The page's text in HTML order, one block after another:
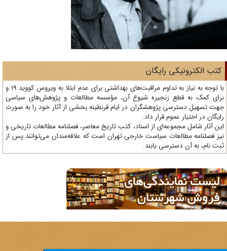
الکترونیکی رایگان
با توجه به نیاز به تداوم مراقبت‌های بهداشتی برای عدم ابتلا به ویروس کووید 19 و
کمک به قطع زنجیره شیوع آن، مؤسسه مطالعات و پژوهش‌های سیاسی
تسهیل دسترسی پژوهشگران در ایام قرنطینه بخشی از آثار خود را به صورت
در اختیار عموم قرار داد.
آثار شامل مجموعه‌ای از اسناد، کتب تاریخ معاصر، فصلنامه‌ مطالعات تاریخی و
فصلنامه مطالعات سیاست خارجی تهران است که علاقه‌مندان می‌توانند پس از
نام، به آن دسترسی یابند.